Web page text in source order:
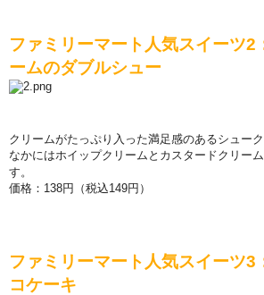
ファミリ ーマー ト人気スイーツ2
ームのダブルシュー
クリ ームがたっぷり入った満足感のあるシュ ー
なかにはホイップクリ ームとカスタ ー ドクリ ー
す。
価格： 138円（税込149円）
ファミリ ーマー ト人気スイーツ3
コケーキ